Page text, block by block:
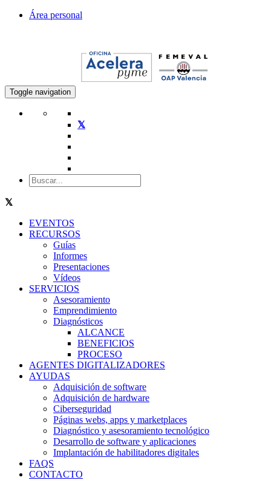
Área personal
Toggle navigation
EVENTOS
RECURSOS
Guías
Informes
Presentaciones
Vídeos
SERVICIOS
Asesoramiento
Emprendimiento
Diagnósticos
ALCANCE
BENEFICIOS
PROCESO
AGENTES DIGITALIZADORES
AYUDAS
Adquisición de software
Adquisición de hardware
Ciberseguridad
Páginas webs, apps y marketplaces
Diagnóstico y asesoramiento tecnológico
Desarrollo de software y aplicaciones
Implantación de habilitadores digitales
FAQS
CONTACTO